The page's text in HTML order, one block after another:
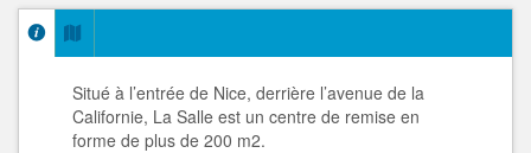
Situé à l’entrée de Nice, derrière l’avenue de la
Californie, La Salle est un centre de remise en
forme de plus de 200 m2.